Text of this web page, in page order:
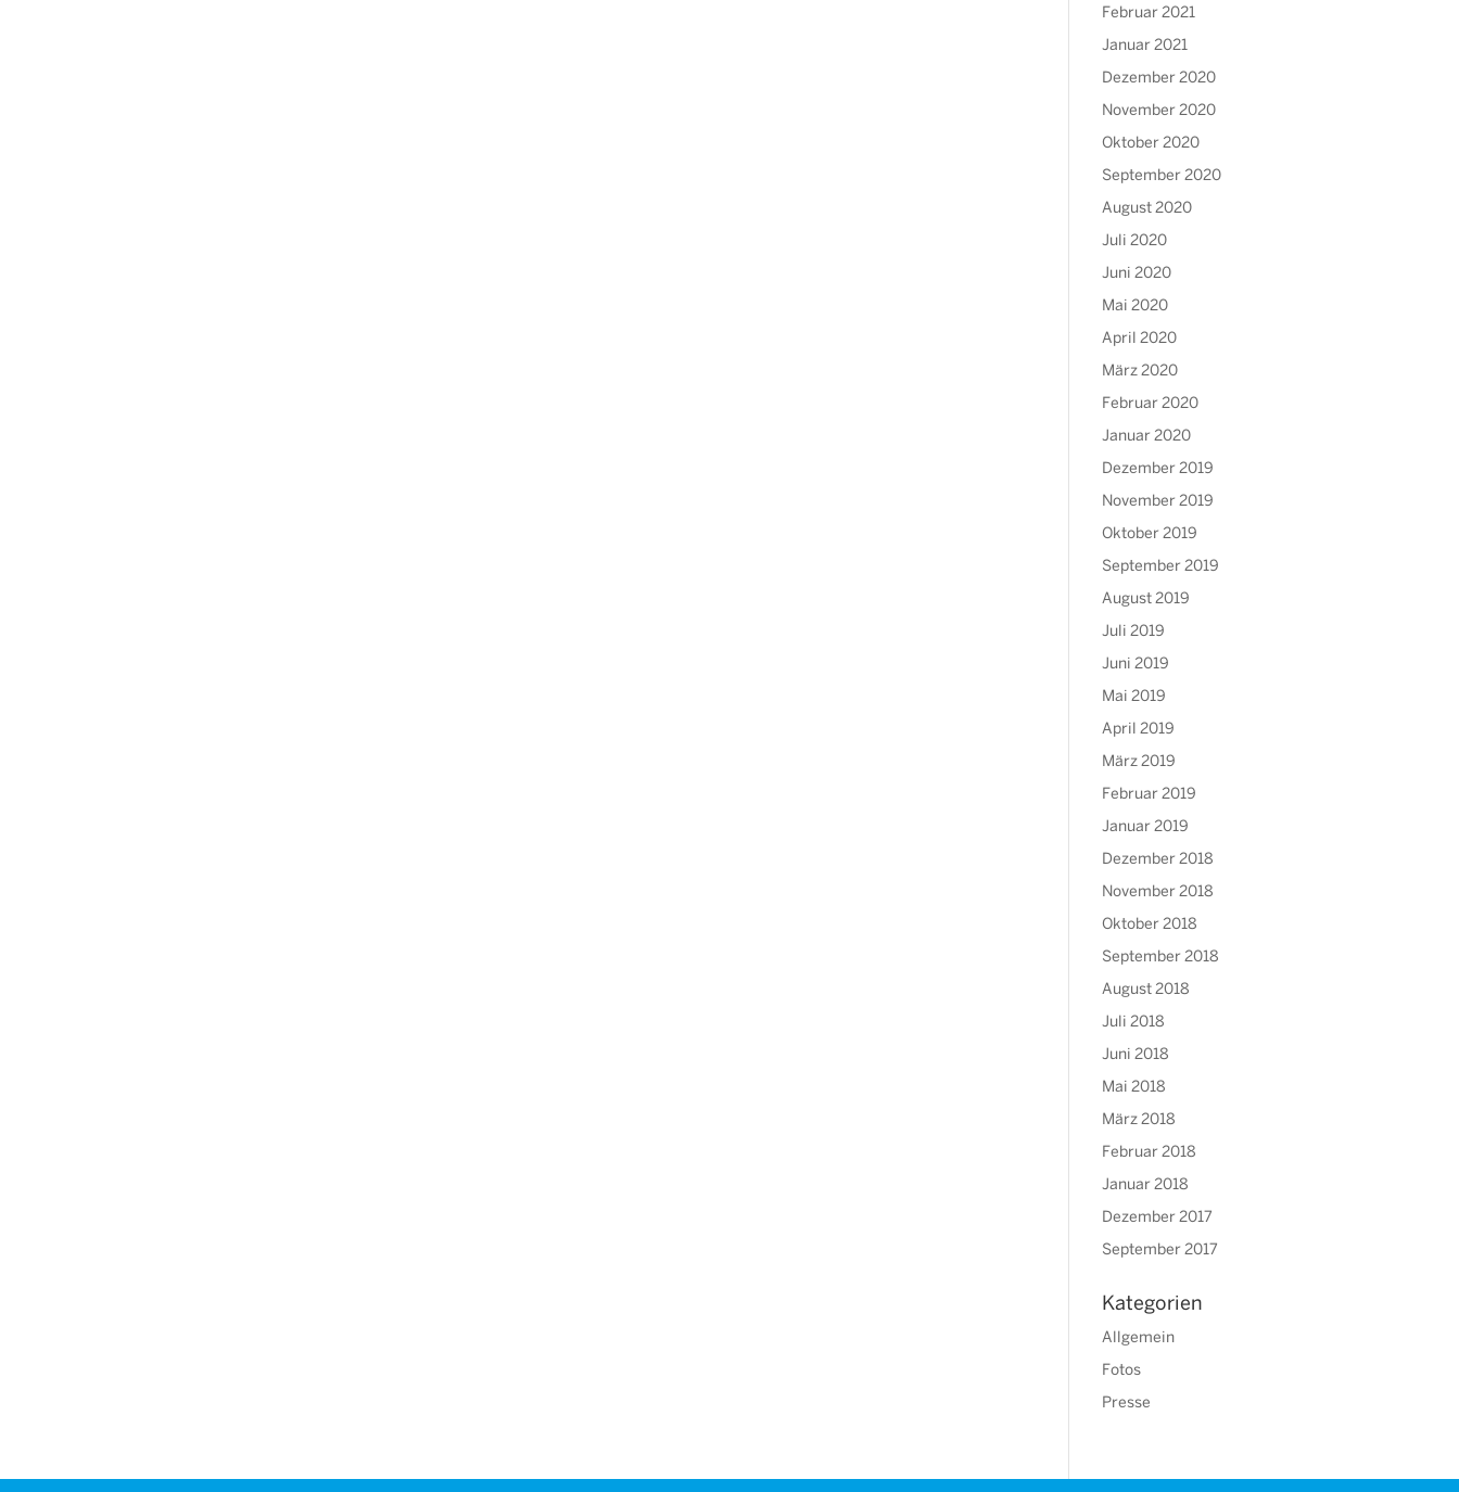
Februar 2021
Januar 2021
Dezember 2020
November 2020
Oktober 2020
September 2020
August 2020
Juli 2020
Juni 2020
Mai 2020
April 2020
März 2020
Februar 2020
Januar 2020
Dezember 2019
November 2019
Oktober 2019
September 2019
August 2019
Juli 2019
Juni 2019
Mai 2019
April 2019
März 2019
Februar 2019
Januar 2019
Dezember 2018
November 2018
Oktober 2018
September 2018
August 2018
Juli 2018
Juni 2018
Mai 2018
März 2018
Februar 2018
Januar 2018
Dezember 2017
September 2017
Kategorien
Allgemein
Fotos
Presse